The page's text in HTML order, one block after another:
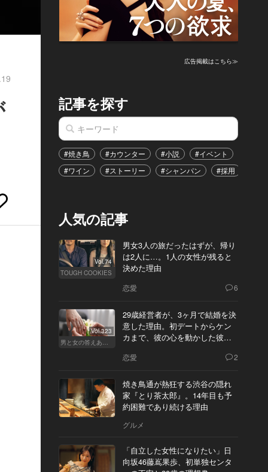
広告掲載はこちら≫
記事を探す
#焼き鳥 #カウンター #小説 #イベント
#ワイン
#ストーリー #シャンパン #採用
人気の記事
Vol.74
TOUGH COOKIES
男女3人の旅だったはずが、帰り
は2人に…。1人の女性が残ると
決めた理由
恋愛 6
Vol.323
男と女の答えあわせ【Q】
29歳経営者が、3ヶ月で結婚を決
意した理由。初デートからケン
カまで、彼の心を動かした彼女
恋愛 2
焼き鳥通が熱狂する渋谷の隠れ
家『とり茶太郎』。14年目も予
約困難であり続ける理由
グルメ
「自立した女性になりたい」日
向坂46藤嶌果歩、初単独センタ